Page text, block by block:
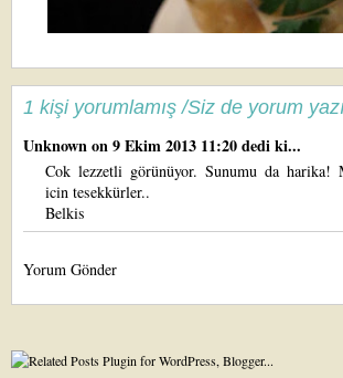
1 kişi yorumlamış /Siz de yorum
Unknownon 9 Ekim 2013 11:20 dedi ki...
Cok lezzetli görünüyor. Sunumu da harika!
icin tesekkürler..
Belkis
Yorum Gönder